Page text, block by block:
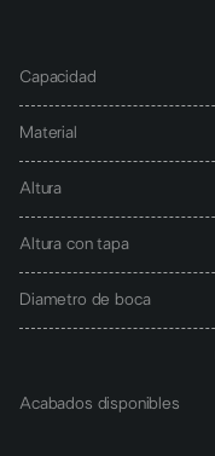
Capacidad
Material
Altura
Altura con tapa
Diametro de boca
Acabados disponibles